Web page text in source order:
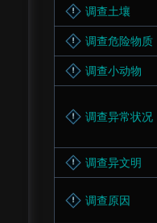
调查土壤
调查危险物质
调查小动物
调查异常状况
调查异文明
调查原因